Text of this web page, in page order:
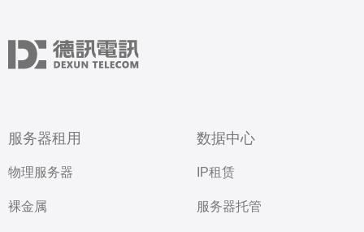
服务器租用
物理服务器
裸金属
数据中心
IP租赁
服务器托管